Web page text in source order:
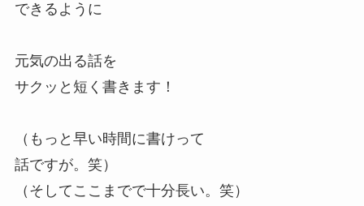
できるように
元気の出る話を
サクッと短く書きます！
（もっと早い時間に書けって
話ですが。笑）
（そしてここまでで十分長い。笑）